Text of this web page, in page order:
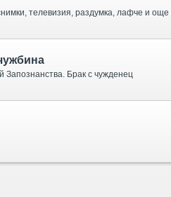
телевизия, раздумка, лафче и
Запознанства. Брак с чужденец